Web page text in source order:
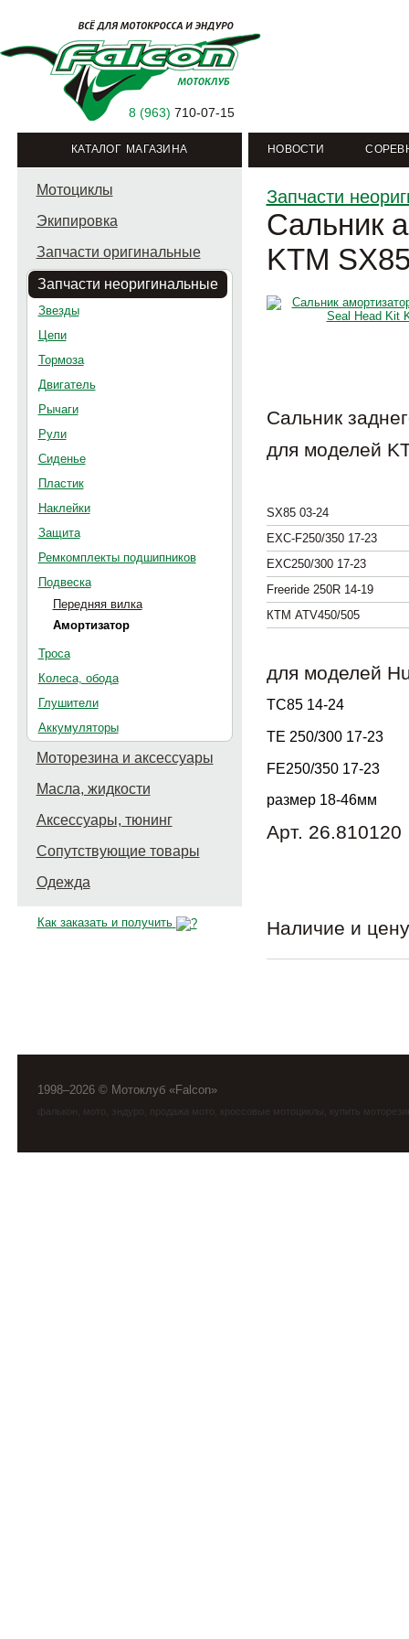
8 (963) 710-07-15
КАТАЛОГ МАГАЗИНА НОВОСТИ
Мотоциклы
Экипировка
Запчасти оригинальные
Запчасти неоригинальные
Звезды
Цепи
Тормоза
Двигатель
Рычаги
Рули
Сиденье
Пластик
Наклейки
Защита
Ремкомплекты подшипников
Подвеска
Передняя вилка
Амортизатор
Троса
Колеса, обода
Глушители
Аккумуляторы
Моторезина и аксессуары
Масла, жидкости
Аксессуары, тюнинг
Сопутствующие товары
Одежда
Как заказать и получить
Запчасти
Сальник
KTM
Сальник
для моделей
SX85 03-24
EXC-F250/350 17-23
EXC250/300 17-23
Freeride 250R 14-19
КТМ ATV450/505
для моделей
TC85 14-24
TE 250/300 17-23
FE250/350 17-23
размер 18-46мм
Арт. 26.810120
Наличие и
1998–2026 © Мотоклуб «Falcon»
фалькон мото эндуро , продажа мото, кроссовые мотоциклы, купить